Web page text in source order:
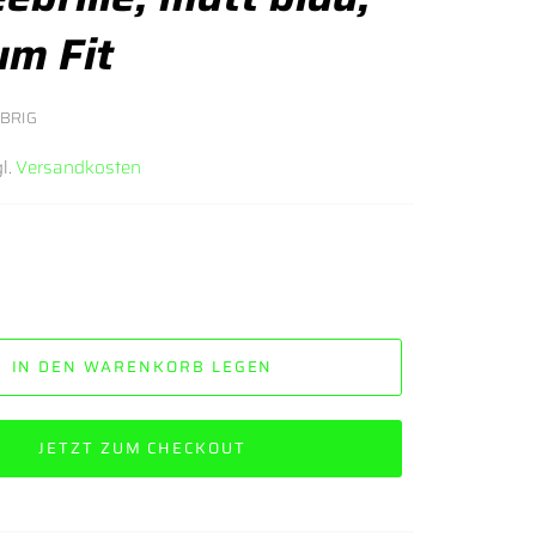
Fit
Versandkosten
IN DEN WARENKORB LEGEN
JETZT ZUM CHECKOUT